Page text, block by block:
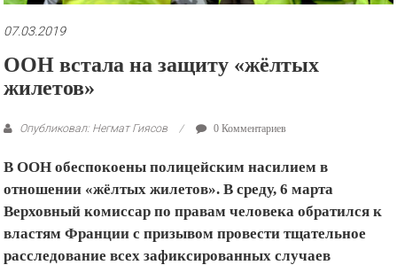
07.03.2019
ООН встала на защиту «жёлтых
жилетов»
Опубликовал: Негмат Гиясов 0 Комментариев
В ООН обеспокоены полицейским насилием в
отношении «жёлтых жилетов». В среду, 6 марта
Верховный комиссар по правам человека обратился к
властям Франции с призывом провести тщательное
расследование всех зафиксированных случаев